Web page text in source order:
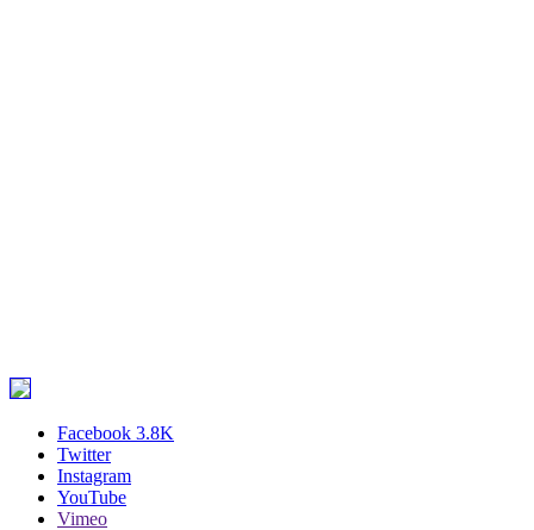
Facebook 3.8K
Twitter
Instagram
YouTube
Vimeo